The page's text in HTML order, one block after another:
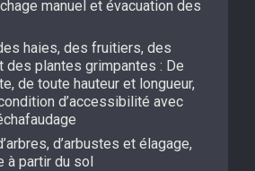
manuel et évacuation des
haies, des fruitiers, des
des plantes grimpantes : De
de toute hauteur et longueur,
d’accessibilité avec
d’arbustes et élagage,
à partir du sol